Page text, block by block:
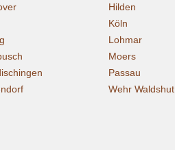
Hilden
Köln
Lohmar
Moers
Passau
Wehr Waldshut